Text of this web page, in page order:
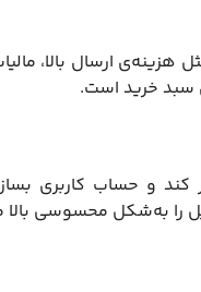
ارسال بالا،
سبد خرید است.
و حساب کاربری
را به‌شکل محسوسی بالا